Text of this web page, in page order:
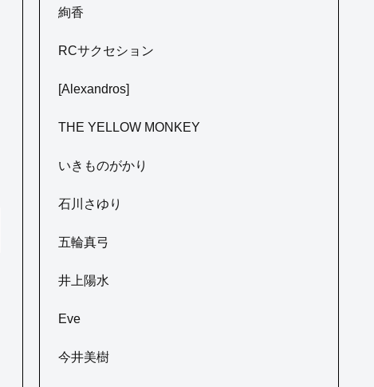
絢香
RCサクセション
[Alexandros]
THE YELLOW MONKEY
いきものがかり
石川さゆり
五輪真弓
井上陽水
Eve
今井美樹